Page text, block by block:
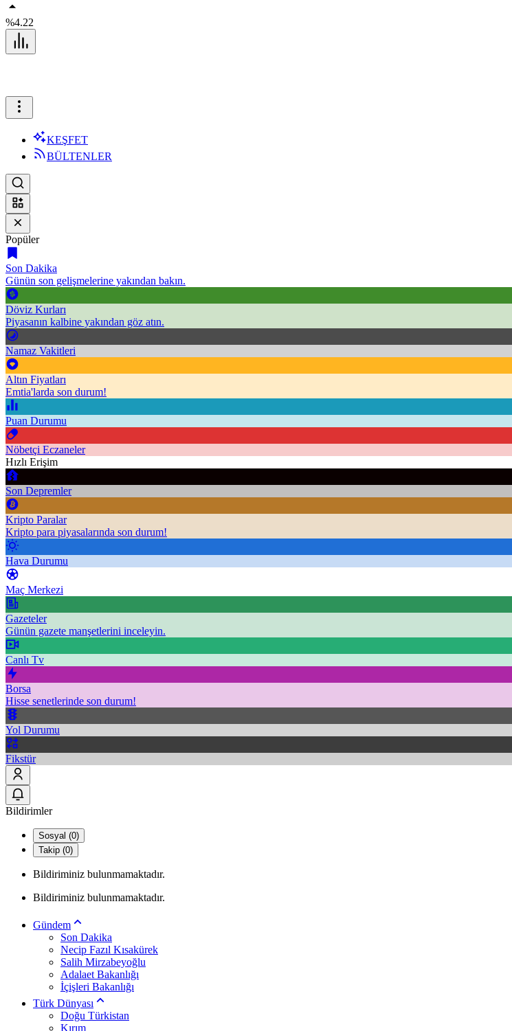
%4.22
KEŞFET
BÜLTENLER
Popüler
Son Dakika
Günün son gelişmelerine yakından bakın.
Döviz Kurları
Piyasanın kalbine yakından göz atın.
Namaz Vakitleri
Altın Fiyatları
Emtia'larda son durum!
Puan Durumu
Nöbetçi Eczaneler
Hızlı Erişim
Son Depremler
Kripto Paralar
Kripto para piyasalarında son durum!
Hava Durumu
Maç Merkezi
Gazeteler
Günün gazete manşetlerini inceleyin.
Canlı Tv
Borsa
Hisse senetlerinde son durum!
Yol Durumu
Fikstür
Bildirimler
Sosyal (0)
Takip (0)
Bildiriminiz bulunmamaktadır.
Bildiriminiz bulunmamaktadır.
Gündem
Son Dakika
Necip Fazıl Kısakürek
Salih Mirzabeyoğlu
Adalaet Bakanlığı
İçişleri Bakanlığı
Türk Dünyası
Doğu Türkistan
Kırım